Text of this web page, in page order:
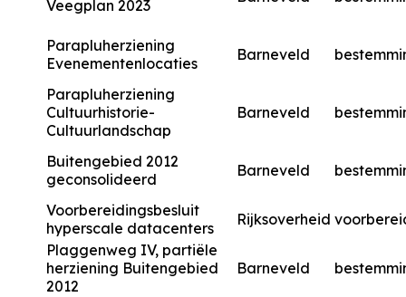
Veegplan 2023
Parapluherziening
Evenementenlocaties
Barneveld
Parapluherziening
Cultuurhistorie-
Cultuurlandschap
Barneveld
Buitengebied 2012
geconsolideerd
Barneveld
Voorbereidingsbesluit
hyperscale datacenters
Rijksoverheid
Plaggenweg IV, partiële
herziening Buitengebied
2012
Barneveld